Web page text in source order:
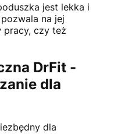
jest lekka i
na jej
pracy, czy też
DrFit -
dla
dla